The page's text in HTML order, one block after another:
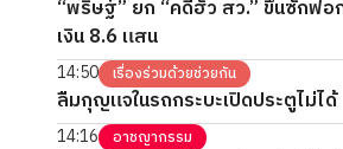
“พริษฐ์” ยก “คดีฮั้ว สว.” ขึ้นซักฟอ
เงิน 8.6 แสน
14:50 เรื่องร่วมด้วยช่วยกัน
ลืมกุญแจในรถกระบะเปิดประตูไม่ได้
14:16 อาชญากรรม